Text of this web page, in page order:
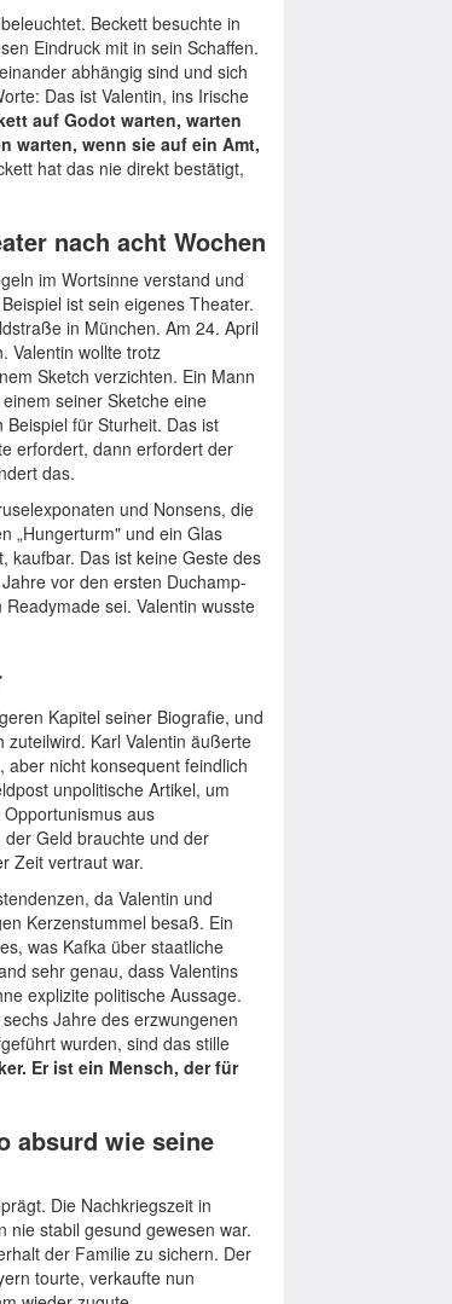
Beckett besuchte in
Eindruck mit in sein Schaffen.
abhängig sind und sich
Das ist Valentin, ins Irische
auf Godot warten, warten
warten, wenn sie auf ein Amt,
hat das nie direkt bestätigt,
nach acht Wochen
im Wortsinne verstand und
ist sein eigenes Theater.
in München. Am 24. April
Valentin wollte trotz
Sketch verzichten. Ein Mann
seiner Sketche eine
für Sturheit. Das ist
erfordert, dann erfordert der
das.
und Nonsens, die
„Hungerturm" und ein Glas
kaufbar. Das ist keine Geste des
vor den ersten Duchamp-
sei. Valentin wusste
Kapitel seiner Biografie, und
Karl Valentin äußerte
nicht konsequent feindlich
unpolitische Artikel, um
aus
Geld brauchte und der
Zeit vertraut war.
da Valentin und
Kerzenstummel besaß. Ein
was Kafka über staatliche
sehr genau, dass Valentins
explizite politische Aussage.
Jahre des erzwungenen
wurden, sind das stille
Er ist ein Mensch, der für
absurd wie seine
Die Nachkriegszeit in
nie stabil gesund gewesen war.
der Familie zu sichern. Der
tourte, verkaufte nun